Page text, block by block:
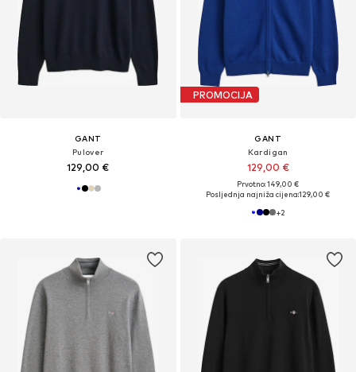
GANT
Pulover
129,00 €
PROMOCIJA
GANT
Kardigan
129,00 €
Prvotno: 149,00 €
Posljednja najniža cijena:129,00 €
+2